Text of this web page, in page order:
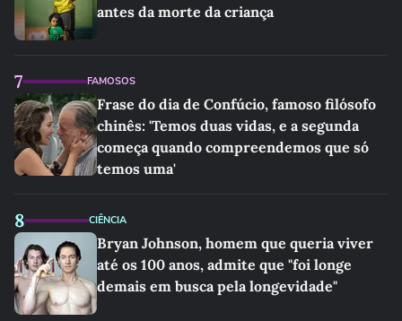
antes da morte da criança
7 FAMOSOS
Frase do dia de Confúcio, famoso filósofo
chinês: 'Temos duas vidas, e a segunda
começa quando compreendemos que só
temos uma'
8 CIÊNCIA
Bryan Johnson, homem que queria viver
até os 100 anos, admite que "foi longe
demais em busca pela longevidade"